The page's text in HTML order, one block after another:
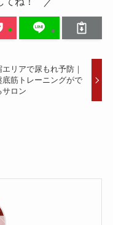
エリアで尿もれ予防｜
底筋トレーニングがで
サロン